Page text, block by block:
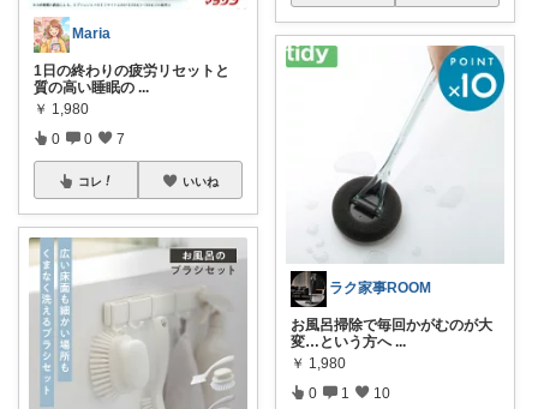
Maria
1日の終わりの疲労リセットと
質の高い睡眠の ...
￥ 1,980
0 0 7
コレ いいね
ラク家事ROOM
お風呂掃除で毎回かがむのが大
変…という方へ ...
￥ 1,980
0 1 10